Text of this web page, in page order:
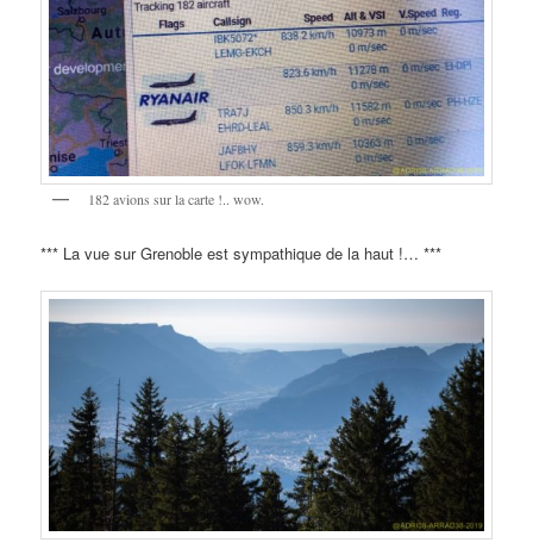
182 avions sur la carte !.. wow.
*** La vue sur Grenoble est sympathique de la haut !… ***